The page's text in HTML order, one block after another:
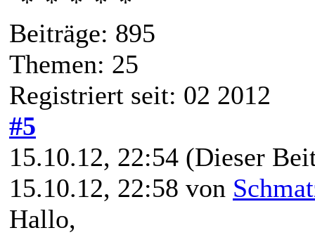
Beiträge: 895
Themen: 25
Registriert seit: 02 2012
#5
15.10.12, 22:54 (Dieser
15.10.12, 22:58 von
Hallo,